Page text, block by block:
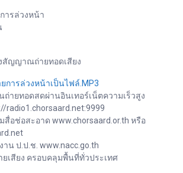
ารล่วงหน้า
สัญญาณถ่ายทอดเสียง
การล่วงหน้าเป็นไฟล์.MP3
ายทอดสดผ่านอินเทอร์เน็ตความเร็วสูง
radio1.chorsaard.net:9999
สื่อช่อสะอาด www.chorsaard.or.th หรือ
าน ป.ป.ช. www.nacc.go.th
ยเสียง ครอบคลุมพื้นที่ทั่วประเทศ